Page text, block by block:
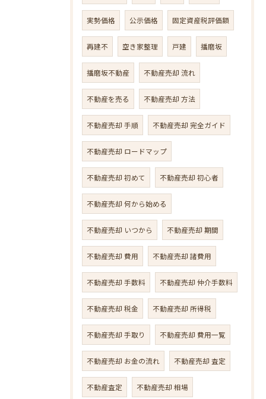
実勢価格 公示価格 固定資産税評価額
再建不 空き家整理 戸建 播磨坂
播磨坂不動産 不動産売却 流れ
不動産を売る 不動産売却 方法
不動産売却 手順 不動産売却 完全ガイド
不動産売却 ロードマップ
不動産売却 初めて 不動産売却 初心者
不動産売却 何から始める
不動産売却 いつから 不動産売却 期間
不動産売却 費用 不動産売却 諸費用
不動産売却 手数料 不動産売却 仲介手数料
不動産売却 税金 不動産売却 所得税
不動産売却 手取り 不動産売却 費用一覧
不動産売却 お金の流れ 不動産売却 査定
不動産査定 不動産売却 相場